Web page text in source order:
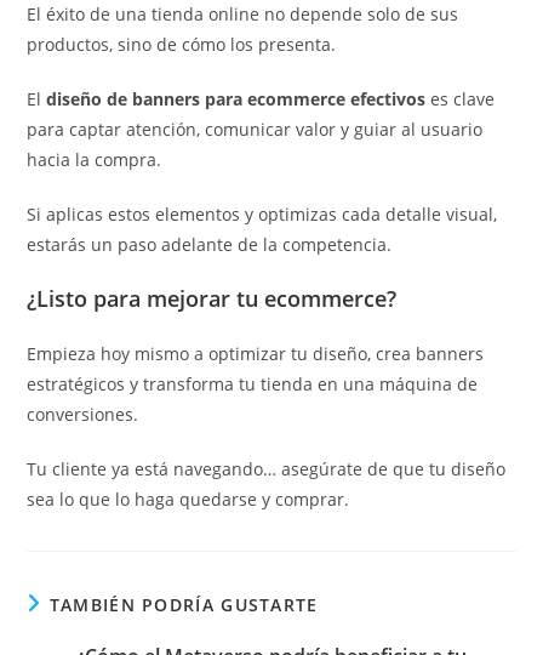
El éxito de una tienda online no depende solo de sus
productos, sino de cómo los presenta.
Eldiseño de banners para ecommerce efectivos es clave
para captar atención, comunicar valor y guiar al usuario
hacia la compra.
Si aplicas estos elementos y optimizas cada detalle visual,
estarás un paso adelante de la competencia.
¿Listo para mejorar tu ecommerce?
Empieza hoy mismo a optimizar tu diseño, crea banners
estratégicos y transforma tu tienda en una máquina de
conversiones.
Tu cliente ya está navegando… asegúrate de que tu diseño
sea lo que lo haga quedarse y comprar.
TAMBIÉN PODRÍA GUSTARTE